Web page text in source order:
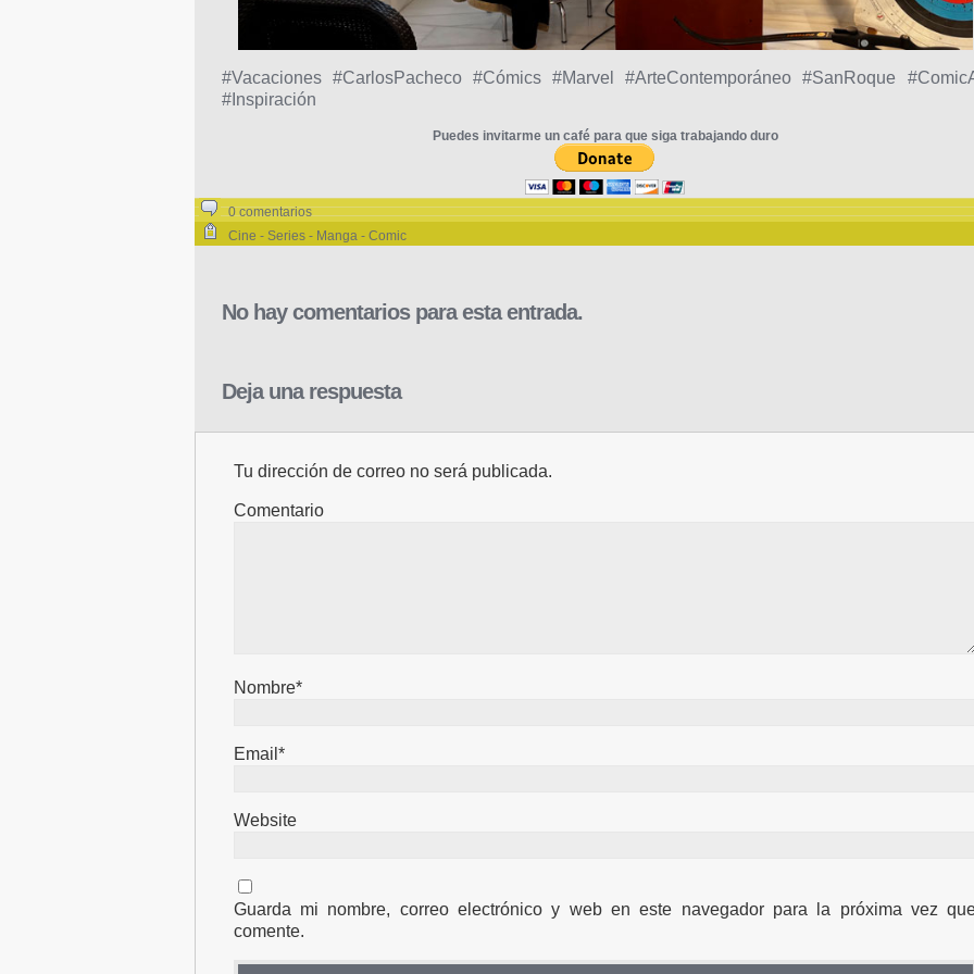
#Vacaciones #CarlosPacheco #Cómics #Marvel #ArteContemporáneo #SanRoque
#Inspiración
Puedes invitarme un café para que siga trabajando duro
0 comentarios
Cine - Series - Manga - Comic
No hay comentarios para esta entrada.
Deja una respuesta
Tu dirección de correo no será publicada.
Comentario
Nombre*
Email*
Website
Guarda mi nombre, correo electrónico y web en este navegador para la próxima vez
comente.